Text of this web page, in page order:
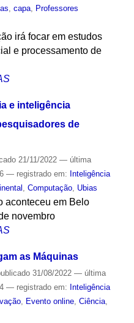
, capa, Professores
irá focar em estudos
e processamento de
e inteligência
de
21/11/2022 — última
— registrado em: Inteligência
Computação, Ubias
aconteceu em Belo
novembro
as Máquinas
31/08/2022 — última
— registrado em: Inteligência
, Evento online, Ciência,